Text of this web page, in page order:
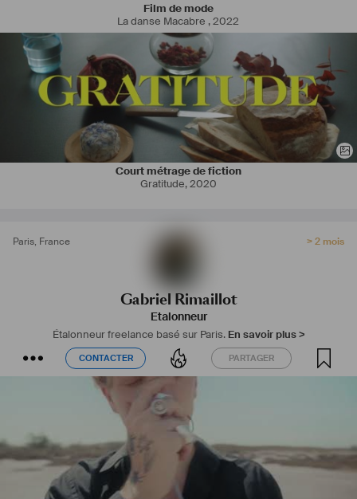
Film de mode
La danse Macabre ,2022
Court métrage de fiction
Gratitude,2020
Paris, France > 2 mois
Gabriel Rimaillot
Etalonneur
Étalonneur freelance basé sur Paris. En savoir plus >
CONTACTER PARTAGER
CONTACTER PARTAGER